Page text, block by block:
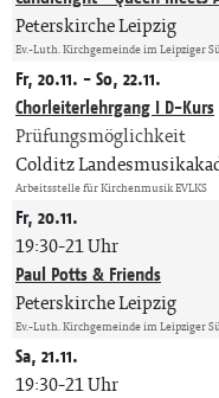
Peterskirche Leipzig
Ev.-Luth. Kirchgemeinde im Leipziger
Fr, 20.11. - So, 22.11.
Chorleiterlehrgang I D-Kurs
Prüfungsmöglichkeit
Colditz
Arbeitsstelle für Kirchenmusik EVLKS
Fr, 20.11.
19:30-21 Uhr
Paul Potts & Friends
Peterskirche Leipzig
Ev.-Luth. Kirchgemeinde im Leipziger
Sa, 21.11.
19:30-21 Uhr